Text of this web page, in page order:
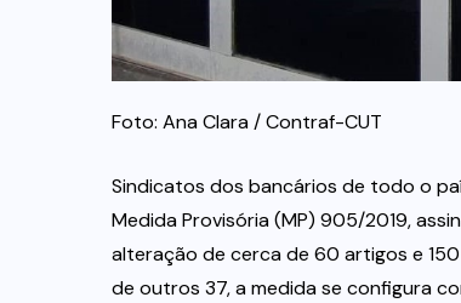
Foto: Ana Clara / Contraf-CUT
Sindicatos dos bancários de todo o
Medida Provisória (MP) 905/2019,
alteração de cerca de 60 artigos e
de outros 37, a medida se configura